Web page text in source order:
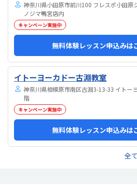
神奈川県小田原市前川100 フレスポ小田原
ノジマ鴨宮店内
キャンペーン実施中
無料体験レッスン申込みは
イトーヨーカドー古淵教室
神奈川県相模原市南区古淵3-13-33 イトー
階
キャンペーン実施中
無料体験レッスン申込みは
全